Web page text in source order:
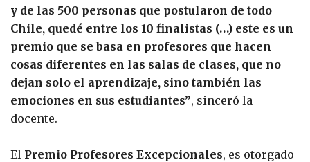
y de las 500 personas que postularon de todo
Chile, quedé entre los 10 finalistas (…) este es un
premio que se basa en profesores que hacen
cosas diferentes en las salas de clases, que no
dejan solo el aprendizaje, sino también las
emociones en sus estudiantes”, sinceró la
docente.
El Premio Profesores Excepcionales, es otorgado